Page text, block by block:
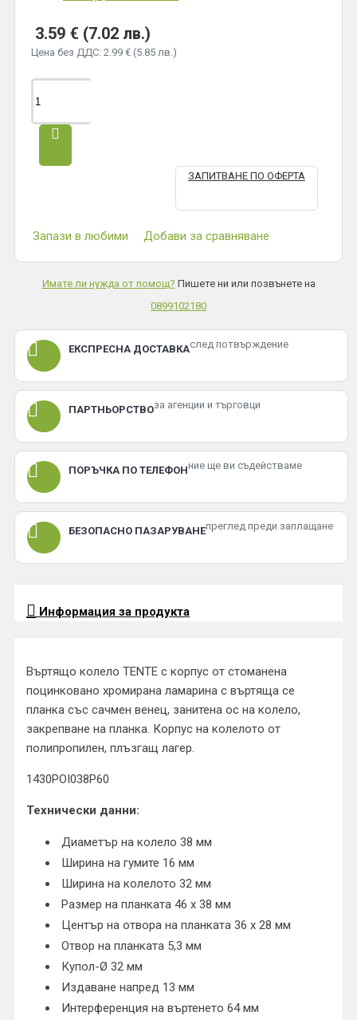
3.59 € (7.02 лв.)
Цена без ДДС: 2.99 € (5.85 лв.)
ЗАПИТВАНЕ ПО ОФЕРТА
Запази в любими Добави за сравняване
Имате ли нужда от помощ? Пишете ни или позвънете на
0899102180
ЕКСПРЕСНА ДОСТАВКАслед потвърждение
ПАРТНЬОРСТВОза агенции и търговци
ПОРЪЧКА ПО ТЕЛЕФОНние ще ви съдействаме
БЕЗОПАСНО ПАЗАРУВАНЕпреглед преди заплащане
Информация за продукта
Въртящо колело TENTE с корпус от стоманена
поцинковано хромирана ламарина с въртяща се
планка със сачмен венец, занитена ос на колело,
закрепване на планка. Корпус на колелото от
полипропилен, плъзгащ лагер.
1430POI038P60
Технически данни:
Диаметър на колело 38 мм
Ширина на гумите 16 мм
Ширина на колелото 32 мм
Размер на планката 46 x 38 мм
Център на отвора на планката 36 x 28 мм
Отвор на планката 5,3 мм
Купол-Ø 32 мм
Издаване напред 13 мм
Интерференция на въртенето 64 мм